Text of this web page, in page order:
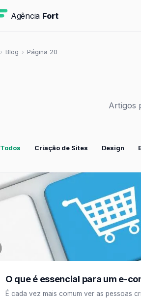
Agência Fort
› Blog › Página 20
Artigos
Todos Criação de Sites Design
O que é essencial para um e-
É cada vez mais comum ver as pessoas